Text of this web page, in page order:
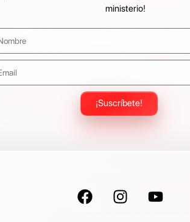
ministerio!
¡Suscríbete!